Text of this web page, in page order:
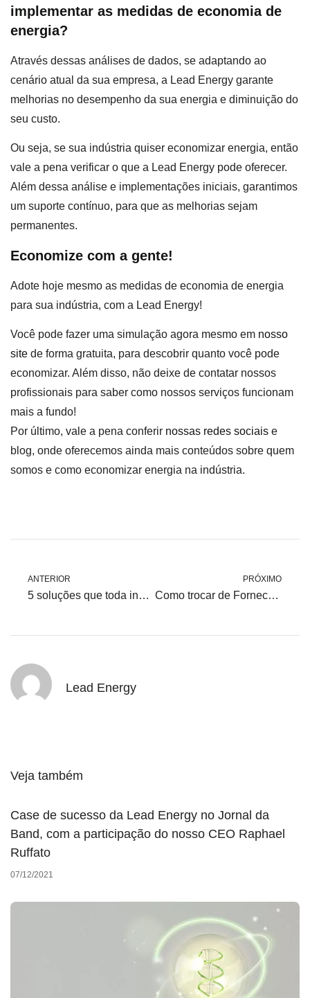
implementar as medidas de economia de
energia?
Através dessas análises de dados, se adaptando ao
cenário atual da sua empresa, a Lead Energy garante
melhorias no desempenho da sua energia e diminuição do
seu custo.
Ou seja, se sua indústria quiser economizar energia, então
vale a pena verificar o que a Lead Energy pode oferecer.
Além dessa análise e implementações iniciais, garantimos
um suporte contínuo, para que as melhorias sejam
permanentes.
Economize com a gente!
Adote hoje mesmo as medidas de economia de energia
para sua indústria, com a Lead Energy!
Você pode fazer uma simulação agora mesmo em nosso
site de forma gratuita, para descobrir quanto você pode
economizar. Além disso, não deixe de contatar nossos
profissionais para saber como nossos serviços funcionam
mais a fundo!
Por último, vale a pena conferir nossas redes sociais e
blog, onde oferecemos ainda mais conteúdos sobre quem
somos e como economizar energia na indústria.
ANTERIOR
5 soluções que toda indústria deveria utilizar para economizar energia elétrica
PRÓXIMO
Como trocar de Fornecedor de Energia?
Lead Energy
Veja também
Case de sucesso da Lead Energy no Jornal da
Band, com a participação do nosso CEO Raphael
Ruffato
07/12/2021